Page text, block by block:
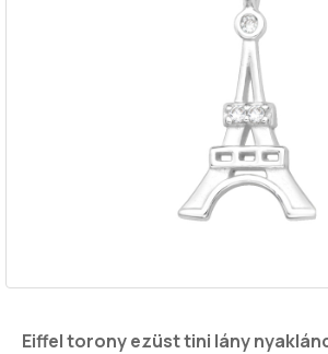
Eiffel torony ezüst tini lány